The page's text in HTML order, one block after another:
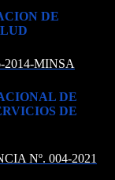
DE
2014-MINSA
DE
DE
Nº. 004-2021